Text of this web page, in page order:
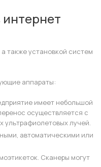
также установкой систем
аппараты:
имеет небольшой
осуществляется с
ультрафиолетовых лучей.
автоматическими или
Сканеры могут